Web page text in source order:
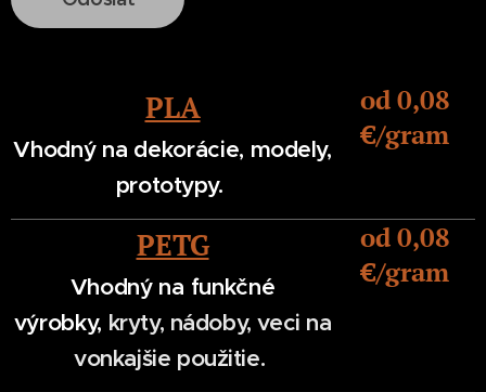
PLA
Vhodný na dekorácie, modely,
prototypy.
od 0,08
€/gram
PETG
Vhodný na funkčné
výrobky, kryty, nádoby, veci na
vonkajšie použitie.
od 0,08
€/gram